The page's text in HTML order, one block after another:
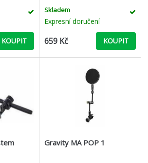
zvukové
přirozené k
KOUPIT
stavěcí šroub
Skladem
Expresní doručení
659 Kč KOUPIT
Gravity MA POP 1